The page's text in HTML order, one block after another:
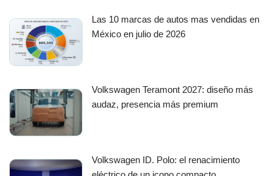
Las 10 marcas de autos mas vendidas en
México en julio de 2026
Volkswagen Teramont 2027: diseño más
audaz, presencia más premium
Volkswagen ID. Polo: el renacimiento